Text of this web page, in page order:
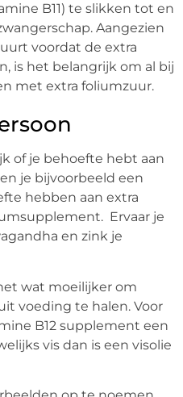
B11) te slikken tot en
Aangezien
voordat de extra
is het belangrijk om al bij
met extra foliumzuur.
of je behoefte hebt aan
je bijvoorbeeld een
hebben aan extra
Ervaar je
en zink je
wat moeilijker om
voeding te halen. Voor
B12 supplement een
vis dan is een visolie